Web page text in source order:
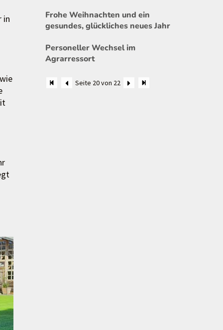
in
Frohe Weihnachten und ein
gesundes, glückliches neues Jahr
Personeller Wechsel im
Agrarressort
Seite 20 von 22